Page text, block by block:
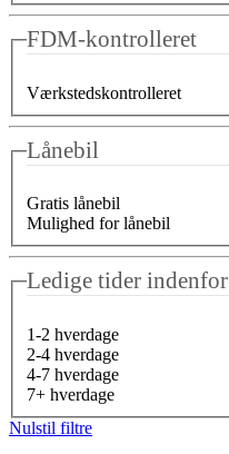
FDM-kontrolleret
Værkstedskontrolleret
Lånebil
Gratis lånebil
Mulighed for lånebil
Ledige tider indenfor
1-2 hverdage
2-4 hverdage
4-7 hverdage
7+ hverdage
Nulstil filtre